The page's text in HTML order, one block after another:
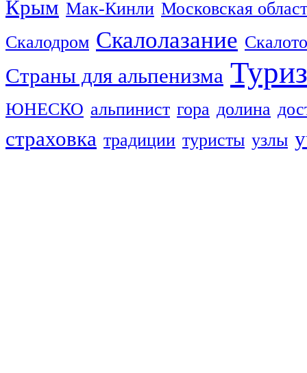
Крым Мак-Кинли Московская
Скалодром Скалолазание
Страны для альпенизма
ЮНЕСКО альпинист гора долина
страховка традиции туристы узлы